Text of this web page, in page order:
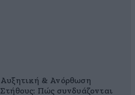
Αυξητική & Ανόρθωση
Στήθους: Πώς συνδυάζονται